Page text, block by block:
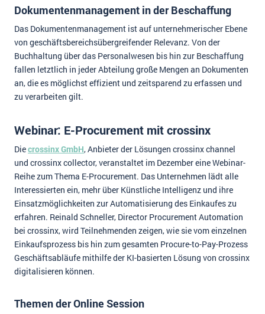
Dokumentenmanagement in der Beschaffung
Das Dokumentenmanagement ist auf unternehmerischer Ebene
von geschäftsbereichsübergreifender Relevanz. Von der
Buchhaltung über das Personalwesen bis hin zur Beschaffung
fallen letztlich in jeder Abteilung große Mengen an Dokumenten
an, die es möglichst effizient und zeitsparend zu erfassen und
zu verarbeiten gilt.
Webinar: E-Procurement mit crossinx
Diecrossinx GmbH, Anbieter der Lösungen crossinx channel
und crossinx collector, veranstaltet im Dezember eine Webinar-
Reihe zum Thema E-Procurement. Das Unternehmen lädt alle
Interessierten ein, mehr über Künstliche Intelligenz und ihre
Einsatzmöglichkeiten zur Automatisierung des Einkaufes zu
erfahren. Reinald Schneller, Director Procurement Automation
bei crossinx, wird Teilnehmenden zeigen, wie sie vom einzelnen
Einkaufsprozess bis hin zum gesamten Procure-to-Pay-Prozess
Geschäftsabläufe mithilfe der KI-basierten Lösung von crossinx
digitalisieren können.
Themen der Online Session